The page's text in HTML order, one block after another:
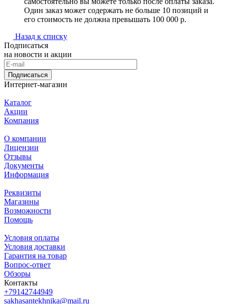
Один заказ может содержать не больше 10 позиций и
его стоимость не должна превышать 100 000 р.
Назад к списку
Подписаться
на новости и акции
Подписаться
Интернет-магазин
Каталог
Акции
Компания
О компании
Лицензии
Отзывы
Документы
Информация
Реквизиты
Магазины
Возможности
Помощь
Условия оплаты
Условия доставки
Гарантия на товар
Вопрос-ответ
Обзоры
Контакты
+79142744949
sakhasantekhnika@mail.ru